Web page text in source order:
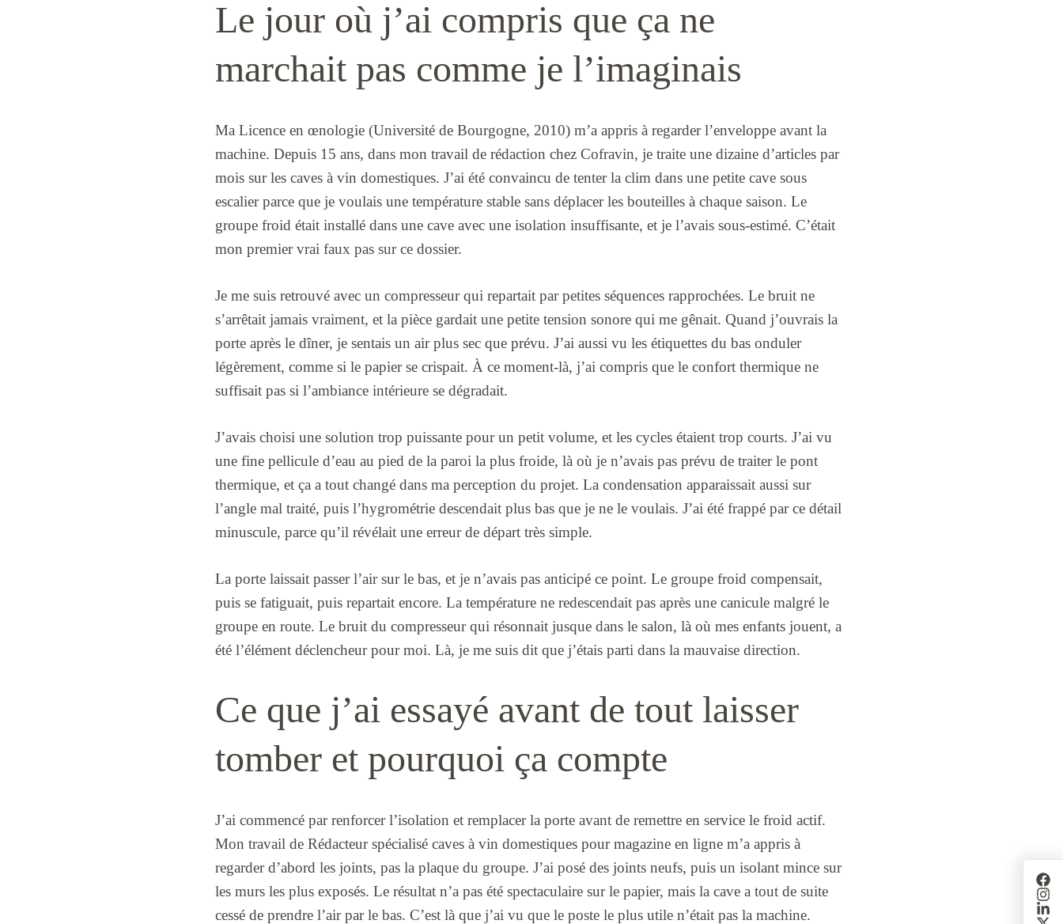
Le jour où j’ai compris que ça ne
marchait pas comme je l’imaginais
Ma Licence en œnologie (Université de Bourgogne, 2010) m’a appris à regarder l’enveloppe avant la
machine. Depuis 15 ans, dans mon travail de rédaction chez Cofravin, je traite une dizaine d’articles par
mois sur les caves à vin domestiques. J’ai été convaincu de tenter la clim dans une petite cave sous
escalier parce que je voulais une température stable sans déplacer les bouteilles à chaque saison. Le
groupe froid était installé dans une cave avec une isolation insuffisante, et je l’avais sous-estimé. C’était
mon premier vrai faux pas sur ce dossier.
Je me suis retrouvé avec un compresseur qui repartait par petites séquences rapprochées. Le bruit ne
s’arrêtait jamais vraiment, et la pièce gardait une petite tension sonore qui me gênait. Quand j’ouvrais la
porte après le dîner, je sentais un air plus sec que prévu. J’ai aussi vu les étiquettes du bas onduler
légèrement, comme si le papier se crispait. À ce moment-là, j’ai compris que le confort thermique ne
suffisait pas si l’ambiance intérieure se dégradait.
J’avais choisi une solution trop puissante pour un petit volume, et les cycles étaient trop courts. J’ai vu
une fine pellicule d’eau au pied de la paroi la plus froide, là où je n’avais pas prévu de traiter le pont
thermique, et ça a tout changé dans ma perception du projet. La condensation apparaissait aussi sur
l’angle mal traité, puis l’hygrométrie descendait plus bas que je ne le voulais. J’ai été frappé par ce détail
minuscule, parce qu’il révélait une erreur de départ très simple.
La porte laissait passer l’air sur le bas, et je n’avais pas anticipé ce point. Le groupe froid compensait,
puis se fatiguait, puis repartait encore. La température ne redescendait pas après une canicule malgré le
groupe en route. Le bruit du compresseur qui résonnait jusque dans le salon, là où mes enfants jouent, a
été l’élément déclencheur pour moi. Là, je me suis dit que j’étais parti dans la mauvaise direction.
Ce que j’ai essayé avant de tout laisser
tomber et pourquoi ça compte
J’ai commencé par renforcer l’isolation et remplacer la porte avant de remettre en service le froid actif.
Mon travail de Rédacteur spécialisé caves à vin domestiques pour magazine en ligne m’a appris à
regarder d’abord les joints, pas la plaque du groupe. J’ai posé des joints neufs, puis un isolant mince sur
les murs les plus exposés. Le résultat n’a pas été spectaculaire sur le papier, mais la cave a tout de suite
cessé de prendre l’air par le bas. C’est là que j’ai vu que le poste le plus utile n’était pas la machine.